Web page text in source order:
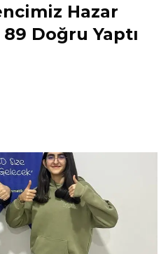
Hazar
Doğru Yaptı